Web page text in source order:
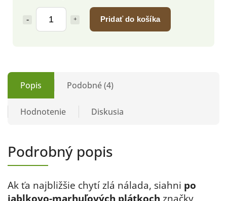
Pridať do košíka
Popis Podobné (4)
Hodnotenie Diskusia
Podrobný popis
Ak ťa najbližšie chytí zlá nálada, siahni po
jablkovo-marhuľových plátkoch značky